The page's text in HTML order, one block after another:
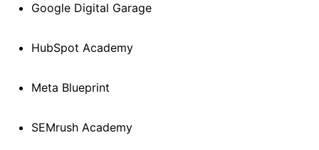
Google Digital Garage
HubSpot Academy
Meta Blueprint
SEMrush Academy